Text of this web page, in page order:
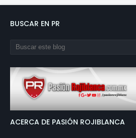
BUSCAR EN PR
ACERCA DE PASIÓN ROJIBLANCA